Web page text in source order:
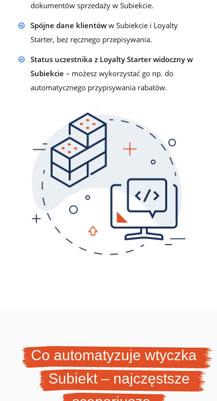
dokumentów sprzedaży w Subiekcie.
Spójne dane klientóww Subiekcie i Loyalty
Starter, bez ręcznego przepisywania.
Status uczestnika z Loyalty Starter widoczny w
Subiekcie – możesz wykorzystać go np. do
automatycznego przypisywania rabatów.
Co automatyzuje wtyczka
Subiekt – najczęstsze